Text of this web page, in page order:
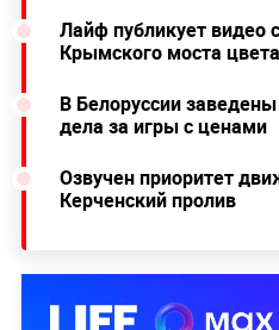
Лайф публикует видео
Крымского моста
В Белоруссии
дела за игры с ценами
Озвучен приоритет
Керченский пролив